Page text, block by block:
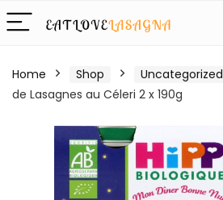
Home Shop Uncategorized
de Lasagnes au Céleri 2 x 190g